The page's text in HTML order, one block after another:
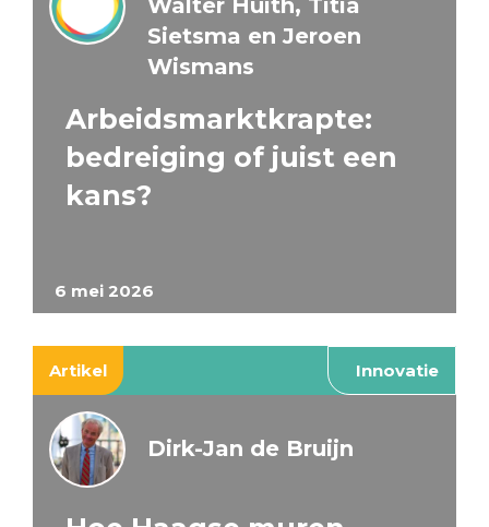
6 mei 2026
Walter Huith, Titia
Sietsma en Jeroen
Wismans
Arbeidsmarktkrapte:
bedreiging of juist een
kans?
Artikel Innovatie
Dirk-Jan de Bruijn